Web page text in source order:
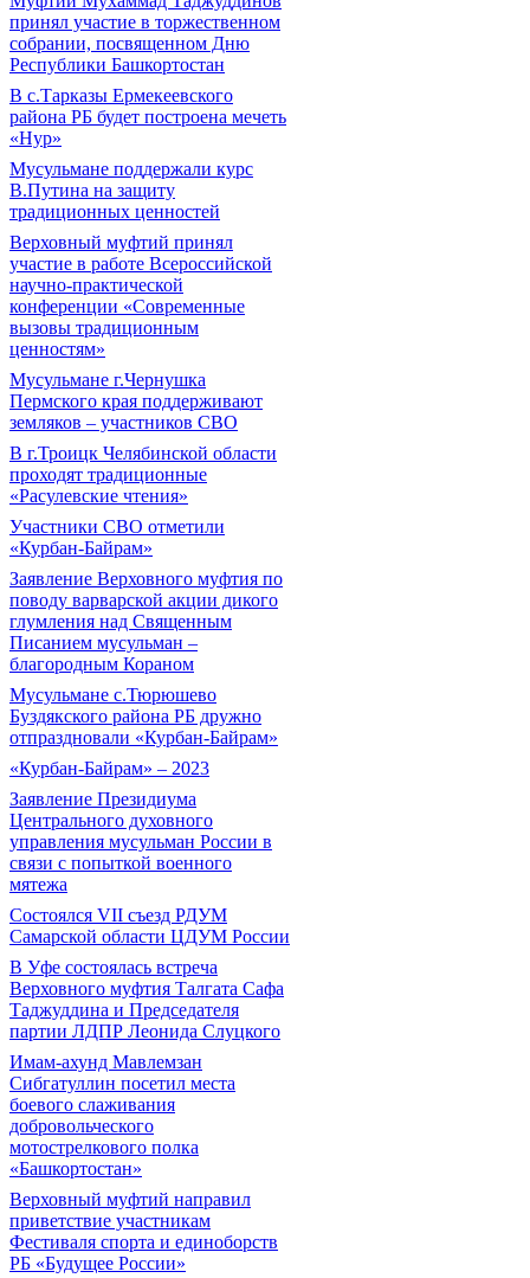
принял участие в торжественном
собрании, посвященном Дню
Республики Башкортостан
В с.Тарказы Ермекеевского
района РБ будет построена мечеть
«Нур»
Мусульмане поддержали курс
В.Путина на защиту
традиционных ценностей
Верховный муфтий принял
участие в работе Всероссийской
научно-практической
конференции «Современные
вызовы традиционным
ценностям»
Мусульмане г.Чернушка
Пермского края поддерживают
земляков – участников СВО
В г.Троицк Челябинской области
проходят традиционные
«Расулевские чтения»
Участники СВО отметили
«Курбан-Байрам»
Заявление Верховного муфтия по
поводу варварской акции дикого
глумления над Священным
Писанием мусульман –
благородным Кораном
Мусульмане с.Тюрюшево
Буздякского района РБ дружно
отпраздновали «Курбан-Байрам»
«Курбан-Байрам» – 2023
Заявление Президиума
Центрального духовного
управления мусульман России в
связи с попыткой военного
мятежа
Состоялся VII съезд РДУМ
Самарской области ЦДУМ России
В Уфе состоялась встреча
Верховного муфтия Талгата Сафа
Таджуддина и Председателя
партии ЛДПР Леонида Слуцкого
Имам-ахунд Мавлемзан
Сибгатуллин посетил места
боевого слаживания
добровольческого
мотострелкового полка
«Башкортостан»
Верховный муфтий направил
приветствие участникам
Фестиваля спорта и единоборств
РБ «Будущее России»